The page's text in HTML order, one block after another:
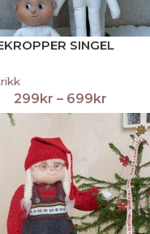
SINGEL
299kr – 699kr